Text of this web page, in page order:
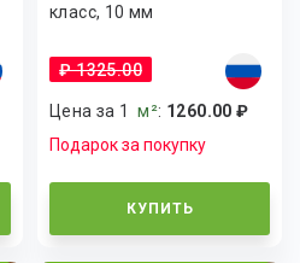
класс, 10 мм
₽ 1325.00
Цена за 1м²: 1260.00 ₽
Подарок за покупку
КУПИТЬ